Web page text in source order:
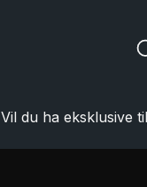
Vil du ha eksklusive